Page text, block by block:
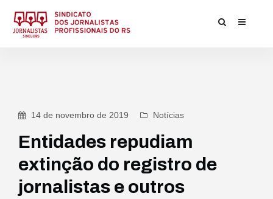
14 de novembro de 2019 Notícias
Entidades repudiam
extinção do registro de
jornalistas e outros